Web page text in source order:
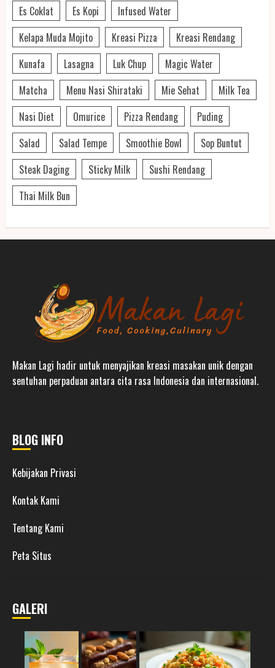
Es Coklat
Es Kopi
Infused Water
Kelapa Muda Mojito
Kreasi Pizza
Kreasi Rendang
Kunafa
Lasagna Luk Chup
Magic Water
Matcha
Menu Nasi Shirataki Mie Sehat
Milk Tea
Nasi Diet
Omurice Pizza Rendang
Puding
Salad
Salad Tempe Smoothie Bowl
Sop Buntut
Steak Daging
Sticky Milk
Sushi Rendang
Thai Milk Bun
Makan Lagi hadir untuk menyajikan kreasi masakan unik dengan
sentuhan perpaduan antara cita rasa Indonesia dan internasional.
BLOG INFO
Kebijakan Privasi
Kontak Kami
Tentang Kami
Peta Situs
GALERI